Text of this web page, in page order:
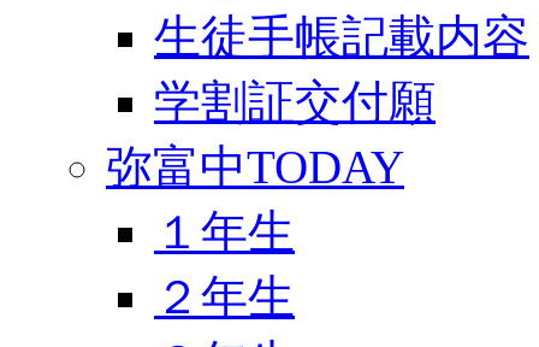
生徒手帳記載内容
学割証交付願
弥富中TODAY
１年生
２年生